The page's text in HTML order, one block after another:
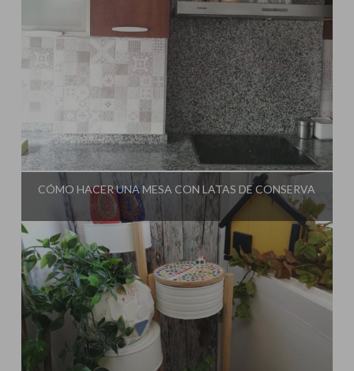
Influencer:El Taller de Ire
CÓMO HACER UNA MESA CON LATAS DE CONSERVA